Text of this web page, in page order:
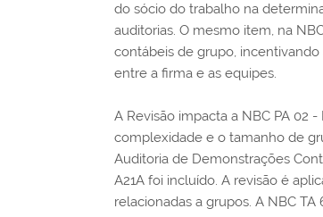
do sócio do trabalho na
auditorias. O mesmo item, na
contábeis de grupo,
entre a firma e as equipes.
A Revisão impacta a NBC PA 02
complexidade e o tamanho de
Auditoria de Demonstrações
A21A foi incluído. A revisão é
relacionadas a grupos. A NBC